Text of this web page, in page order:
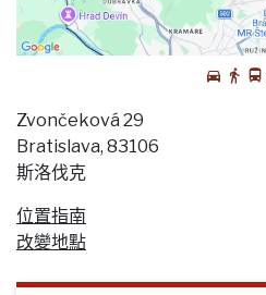
Zvončeková 29
Bratislava, 83106
斯洛伐克
位置指南
改變地點